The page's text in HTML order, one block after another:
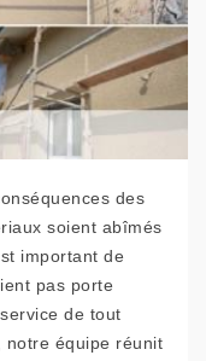
des
soient abîmés
important de
pas porte
de tout
notre équipe réunit